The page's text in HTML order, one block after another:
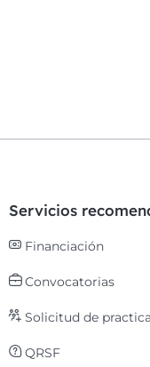
Servicios
Financiación
Convocatorias
Solicitud de
QRSF